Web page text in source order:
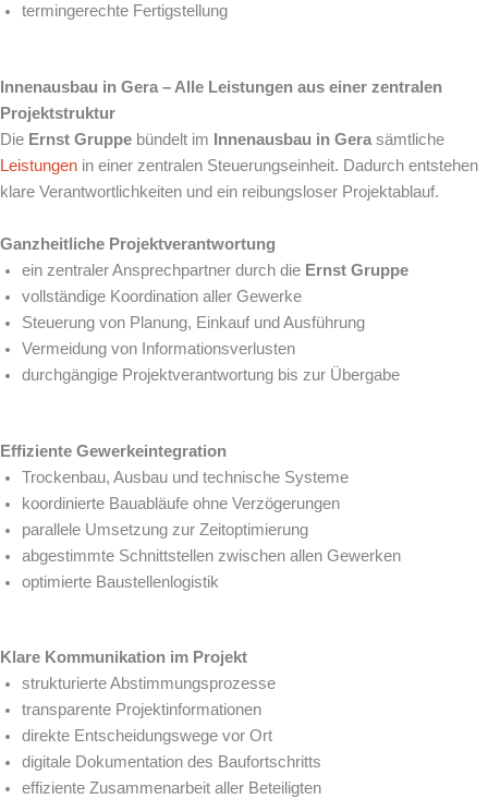
termingerechte Fertigstellung
Innenausbau in Gera – Alle Leistungen aus einer zentralen
Projektstruktur
Die Ernst Gruppe bündelt im Innenausbau in Gera sämtliche
Leistungen in einer zentralen Steuerungseinheit. Dadurch entstehen
klare Verantwortlichkeiten und ein reibungsloser Projektablauf.
Ganzheitliche Projektverantwortung
ein zentraler Ansprechpartner durch die Ernst Gruppe
vollständige Koordination aller Gewerke
Steuerung von Planung, Einkauf und Ausführung
Vermeidung von Informationsverlusten
durchgängige Projektverantwortung bis zur Übergabe
Effiziente Gewerkeintegration
Trockenbau, Ausbau und technische Systeme
koordinierte Bauabläufe ohne Verzögerungen
parallele Umsetzung zur Zeitoptimierung
abgestimmte Schnittstellen zwischen allen Gewerken
optimierte Baustellenlogistik
Klare Kommunikation im Projekt
strukturierte Abstimmungsprozesse
transparente Projektinformationen
direkte Entscheidungswege vor Ort
digitale Dokumentation des Baufortschritts
effiziente Zusammenarbeit aller Beteiligten